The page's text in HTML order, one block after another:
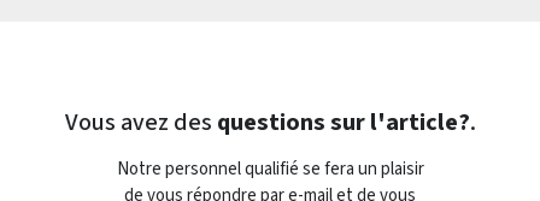
Vous avez des questions sur l'article?.
Notre personnel qualifié se fera un plaisir
de vous répondre par e-mail et de vous